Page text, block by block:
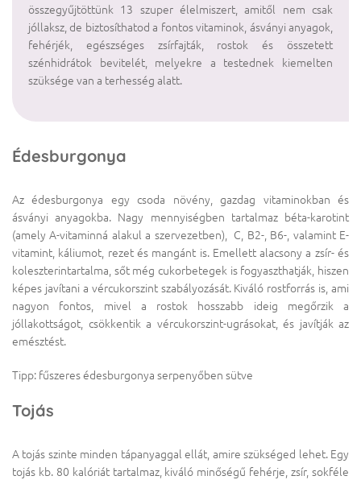
összegyűjtöttünk 13 szuper élelmiszert, amitől nem csak
jóllaksz, de biztosíthatod a fontos vitaminok, ásványi anyagok,
fehérjék, egészséges zsírfajták, rostok és összetett
szénhidrátok bevitelét, melyekre a testednek kiemelten
szüksége van a terhesség alatt.
Édesburgonya
Az édesburgonya egy csoda növény, gazdag vitaminokban és
ásványi anyagokba. Nagy mennyiségben tartalmaz béta-karotint
(amely A-vitaminná alakul a szervezetben), C, B2-, B6-, valamint E-
vitamint, káliumot, rezet és mangánt is. Emellett alacsony a zsír- és
koleszterintartalma, sőt még cukorbetegek is fogyaszthatják, hiszen
képes javítani a vércukorszint szabályozását. Kiváló rostforrás is, ami
nagyon fontos, mivel a rostok hosszabb ideig megőrzik a
jóllakottságot, csökkentik a vércukorszint-ugrásokat, és javítják az
emésztést.
Tipp: fűszeres édesburgonya serpenyőben sütve
Tojás
A tojás szinte minden tápanyaggal ellát, amire szükséged lehet. Egy
tojás kb. 80 kalóriát tartalmaz, kiváló minőségű fehérje, zsír, sokféle